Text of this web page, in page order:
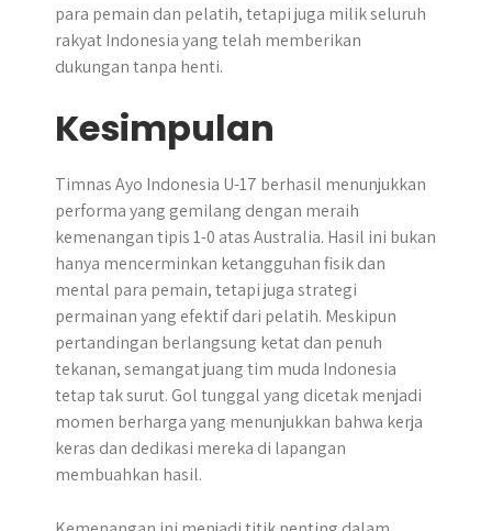
para pemain dan pelatih, tetapi juga milik seluruh
rakyat Indonesia yang telah memberikan
dukungan tanpa henti.
Kesimpulan
Timnas Ayo Indonesia U-17 berhasil menunjukkan
performa yang gemilang dengan meraih
kemenangan tipis 1-0 atas Australia. Hasil ini bukan
hanya mencerminkan ketangguhan fisik dan
mental para pemain, tetapi juga strategi
permainan yang efektif dari pelatih. Meskipun
pertandingan berlangsung ketat dan penuh
tekanan, semangat juang tim muda Indonesia
tetap tak surut. Gol tunggal yang dicetak menjadi
momen berharga yang menunjukkan bahwa kerja
keras dan dedikasi mereka di lapangan
membuahkan hasil.